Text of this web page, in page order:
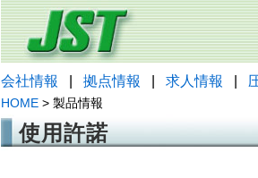
会社情報 拠点情報 求人情報
HOME > 製品情報
使用許諾